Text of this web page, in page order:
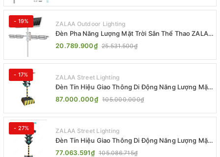
- 19% ZALAA Outdoor Lighting
Đèn Pha Năng Lượng Mặt Trời Sân Thể Thao ZALAA
Jsc Chống Nước IP65 Cao Cấp
20.789.900₫ 25.531.500₫
- 17% ZALAA Street Lighting
Đèn Tín Hiệu Giao Thông Di Động Năng Lượng Mặt
Trời ZALAA ZL-300A-D
87.000.000₫ 105.000.000₫
- 27% ZALAA Street Lighting
Đèn Tín Hiệu Giao Thông Di Động Năng Lượng Mặt
Trời ZALAA ZL-409300C
77.063.591₫ 105.086.715₫